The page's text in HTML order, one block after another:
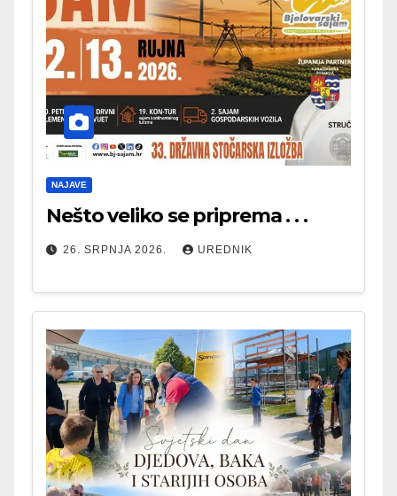
NAJAVE
Nešto veliko se priprema . . .
26. SRPNJA 2026. UREDNIK